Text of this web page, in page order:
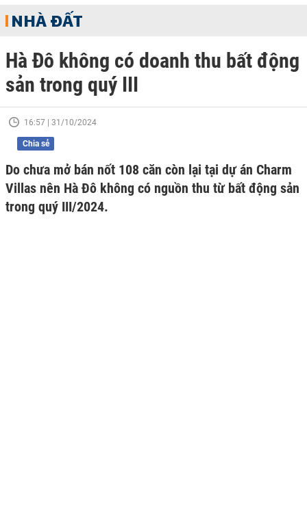
NHÀ ĐẤT
Hà Đô không có doanh thu bất động
sản trong quý III
16:57 | 31/10/2024
Chia sẻ
Do chưa mở bán nốt 108 căn còn lại tại dự án Charm
Villas nên Hà Đô không có nguồn thu từ bất động sản
trong quý III/2024.